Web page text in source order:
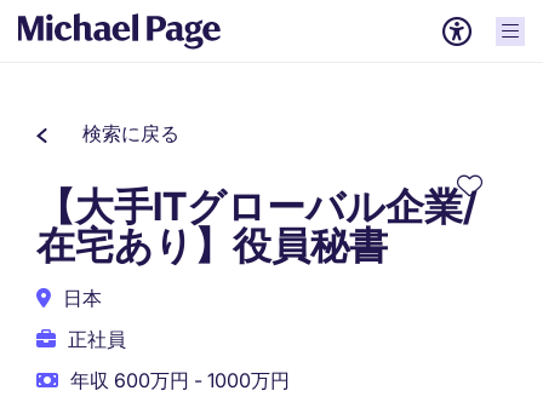
検索に戻る
【大手ITグローバル企業/
在宅あり】役員秘書
日本
正社員
年収 600万円 - 1000万円